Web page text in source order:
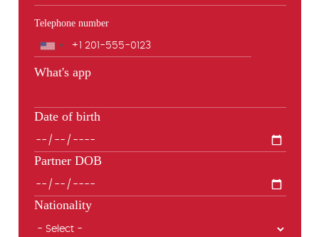
Telephone number
Phone
What's app
Date of birth
Partner DOB
Nationality